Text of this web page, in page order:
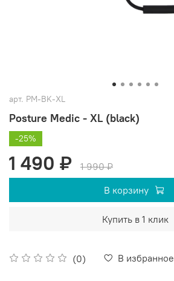
арт. PM-BK-XL
Posture Medic - XL (black)
(0) В избранное
-25%
1 490 ₽
1 990 ₽
В корзину
Купить в 1 клик